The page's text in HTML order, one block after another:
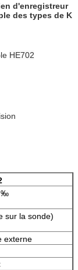
d'enregistreur
des types de K
HE702
‰
sur la sonde)
externe